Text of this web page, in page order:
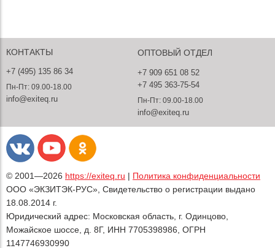
КОНТАКТЫ
+7 (495) 135 86 34
Пн-Пт: 09.00-18.00
info@exiteq.ru
ОПТОВЫЙ ОТДЕЛ
+7 909 651 08 52
+7 495 363-75-54
Пн-Пт: 09.00-18.00
info@exiteq.ru
© 2001—2026 https://exiteq.ru | Политика конфиденциальности
ООО «ЭКЗИТЭК-РУС», Свидетельство о регистрации выдано
18.08.2014 г.
Юридический адрес: Московская область, г. Одинцово,
Можайское шоссе, д. 8Г, ИНН 7705398986, ОГРН
1147746930990